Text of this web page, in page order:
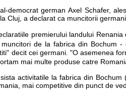
democrat german Axel Schafer,
Cluj, a declarat ca muncitorii
premierului landului
de la fabrica din Bochum
decit cei germani. "O asemenea
mai multe produse catre
activitatile la fabrica din
mai competitive din punct de